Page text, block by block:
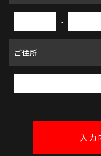
-
ご住所